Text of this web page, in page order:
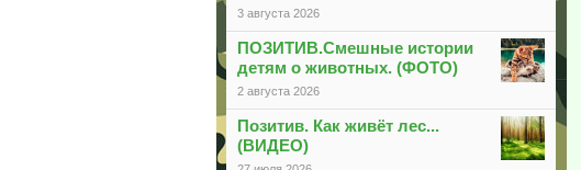
3 августа 2026
ПОЗИТИВ.Смешные истории
детям о животных. (ФОТО)
2 августа 2026
Позитив. Как живёт лес...
(ВИДЕО)